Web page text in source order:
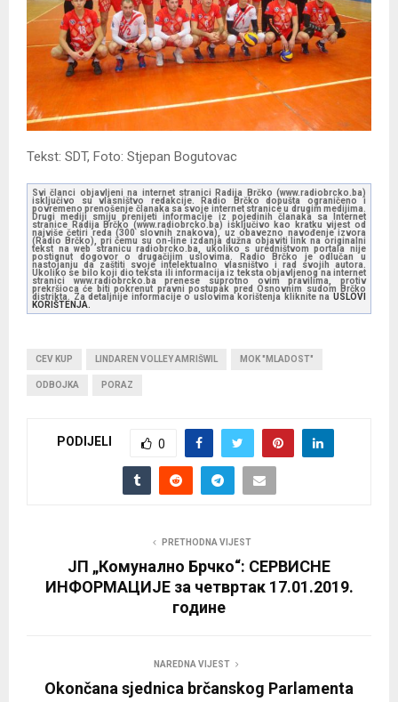
Tekst: SDT, Foto: Stjepan Bogutovac
Svi članci objavljeni na internet stranici Radija Brčko (www.radiobrcko.ba)
isključivo su vlasništvo redakcije. Radio Brčko dopušta ograničeno i
povremeno prenošenje članaka sa svoje internet stranice u drugim medijima.
Drugi mediji smiju prenijeti informacije iz pojedinih članaka sa Internet
stranice Radija Brčko (www.radiobrcko.ba) isključivo kao kratku vijest od
najviše četiri reda (300 slovnih znakova), uz obavezno navođenje izvora
(Radio Brčko), pri čemu su on-line izdanja dužna objaviti link na originalni
tekst na web stranicu radiobrcko.ba, ukoliko s uredništvom portala nije
postignut dogovor o drugačijim uslovima. Radio Brčko je odlučan u
nastojanju da zaštiti svoje intelektualno vlasništvo i rad svojih autora.
Ukoliko se bilo koji dio teksta ili informacija iz teksta objavljenog na internet
stranici www.radiobrcko.ba prenese suprotno ovim pravilima, protiv
prekršioca će biti pokrenut pravni postupak pred Osnovnim sudom Brčko
distrikta. Za detaljnije informacije o uslovima korištenja kliknite na USLOVI
KORIŠTENJA.
CEV KUP LINDAREN VOLLEY AMRIŠWIL MOK "MLADOST"
ODBOJKA PORAZ
PODIJELI 0
PRETHODNA VIJEST
ЈП „Комунално Брчко“: СЕРВИСНЕ
ИНФОРМАЦИЈЕ за четвртак 17.01.2019.
године
NAREDNA VIJEST
Okončana sjednica brčanskog Parlamenta